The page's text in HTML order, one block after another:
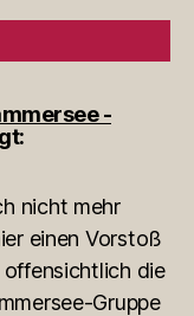
-
nicht mehr
einen Vorstoß
die
Gruppe